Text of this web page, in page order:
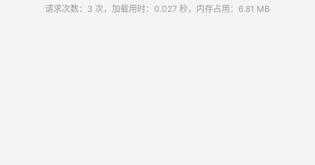
请求次数：3 次，加载用时：0.027 秒，内存占用：6.81 MB